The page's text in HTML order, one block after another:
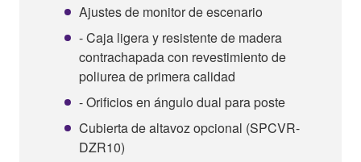
Ajustes de monitor de escenario
- Caja ligera y resistente de madera
contrachapada con revestimiento de
poliurea de primera calidad
- Orificios en ángulo dual para poste
Cubierta de altavoz opcional (SPCVR-
DZR10)